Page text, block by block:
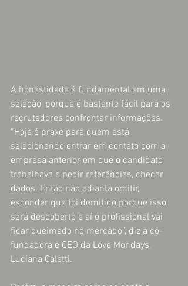
A honestidade é fundamental em uma
seleção, porque é bastante fácil para os
recrutadores confrontar informações.
“Hoje é praxe para quem está
selecionando entrar em contato com a
empresa anterior em que o candidato
trabalhava e pedir referências, checar
dados. Então não adianta omitir,
esconder que foi demitido porque isso
será descoberto e aí o profissional vai
ficar queimado no mercado”, diz a co-
fundadora e CEO da Love Mondays,
Luciana Caletti.